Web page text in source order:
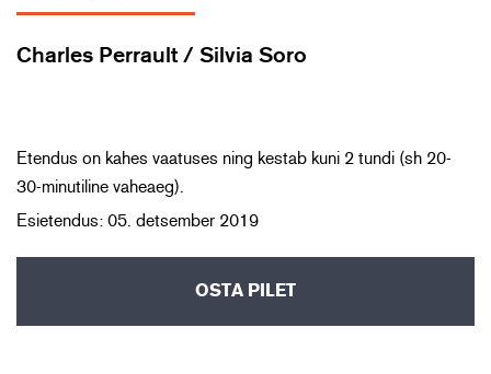
Charles Perrault / Silvia Soro
Etendus on kahes vaatuses ning kestab kuni 2 tundi (sh 20-
30-minutiline vaheaeg).
Esietendus: 05. detsember 2019
OSTA PILET